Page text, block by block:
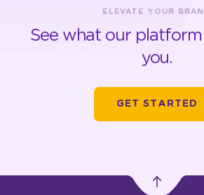
ELEVATE YOUR
See what our
you.
GET STARTED